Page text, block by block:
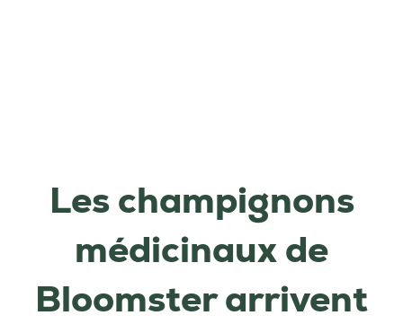
Les champignons
médicinaux de
Bloomster arrivent